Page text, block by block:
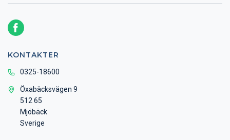
KONTAKTER
0325-18600
Öxabäcksvägen 9
512 65
Mjöbäck
Sverige